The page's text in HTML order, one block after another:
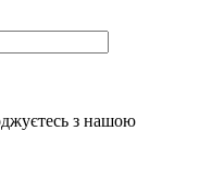
з нашою